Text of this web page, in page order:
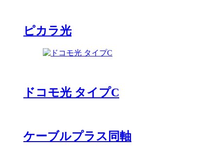
ピカラ光
ドコモ光 タイプC
ケーブルプラス同軸